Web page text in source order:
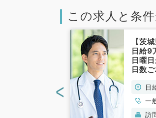
この求人と条
【茨
日給9
日曜
日数
訪問
（内
勤）
日
一
般
訪
<